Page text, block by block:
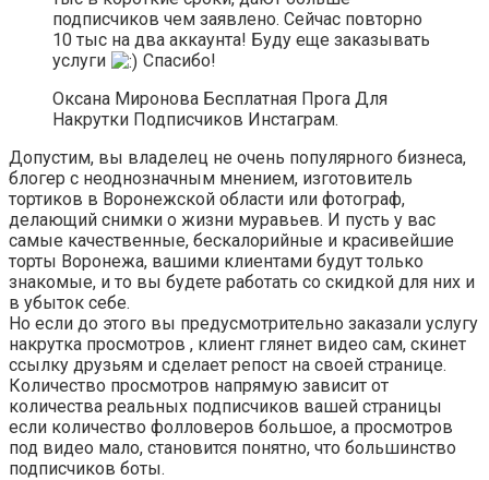
подписчиков чем заявлено. Сейчас повторно
10 тыс на два аккаунта! Буду еще заказывать
услуги
Спасибо!
Оксана Миронова Бесплатная Прога Для
Накрутки Подписчиков Инстаграм.
Допустим, вы владелец не очень популярного бизнеса,
блогер с неоднозначным мнением, изготовитель
тортиков в Воронежской области или фотограф,
делающий снимки о жизни муравьев. И пусть у вас
самые качественные, бескалорийные и красивейшие
торты Воронежа, вашими клиентами будут только
знакомые, и то вы будете работать со скидкой для них и
в убыток себе.
Но если до этого вы предусмотрительно заказали услугу
накрутка просмотров , клиент глянет видео сам, скинет
ссылку друзьям и сделает репост на своей странице.
Количество просмотров напрямую зависит от
количества реальных подписчиков вашей страницы
если количество фолловеров большое, а просмотров
под видео мало, становится понятно, что большинство
подписчиков боты.